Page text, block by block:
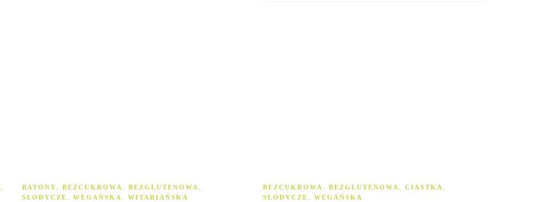
, BATONY, BEZCUKROWA , BEZGLUTENOWA ,
SŁODYCZE, WEGAŃSKA , WITARIAŃSKA
BEZCUKROWA ,BEZGLUTENOWA ,CIASTKA ,
SŁODYCZE, WEGAŃSKA